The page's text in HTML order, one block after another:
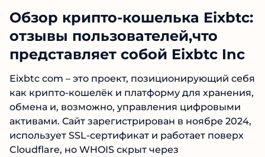
Обзор крипто-кошелька Eixbtc:
отзывы пользователей,что
представляет собой Eixbtc Inc
Eixbtc com – это проект, позиционирующий себя
как крипто-кошелёк и платформу для хранения,
обмена и, возможно, управления цифровыми
активами. Сайт зарегистрирован в ноябре 2024,
использует SSL‑сертификат и работает поверх
Cloudflare, но WHOIS скрыт через